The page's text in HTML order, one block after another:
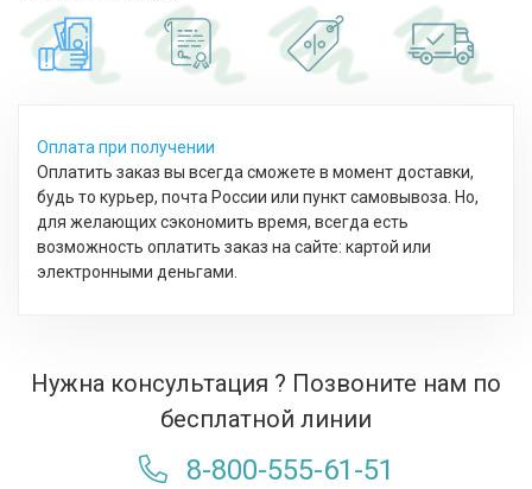
Оплата при получении
Оплатить заказ вы всегда сможете в момент доставки,
будь то курьер, почта России или пункт самовывоза. Но,
для желающих сэкономить время, всегда есть
возможность оплатить заказ на сайте: картой или
электронными деньгами.
Нужна консультация ? Позвоните нам по
бесплатной линии
8-800-555-61-51